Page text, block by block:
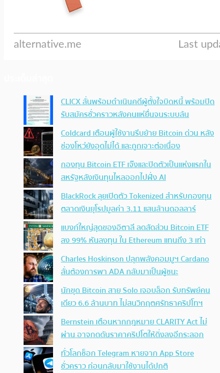
CLICX ลั่นพร้อมดำเนินคดีผู้ตั้งใจบิดหนี้ พร้อมปิด
รับสมัครชั่วคราวหลังคนแห่ยื่นจนระบบล้น
Coldcard เตือนผู้ใช้งานรีบย้าย Bitcoin ด่วน หลัง
ช่องโหว่ยังอุดไม่ได้ และถูกเจาะต่อเนื่อง
กองทุน Bitcoin ETF เจ๊งและปิดตัวเป็นแห่งแรกใน
สหรัฐหลังเงินทุนไหลออกไปฝั่ง AI
BlackRock ลุยเปิดตัว Tokenized สำหรับกองทุน
ตลาดเงินยุโรปมูลค่า 3.11 แสนล้านดอลลาร์
แบงก์ใหญ่สุดของอิตาลี ลดสัดส่วน Bitcoin ETF
ลง 99% หันลงทุน ใน Ethereum แทนถึง 3 เท่า
Charles Hoskinson ปลุกพลังคอมมูฯ Cardano
ลั่นต้องการพา ADA กลับมาเป็นผู้ชนะ
นักขุด Bitcoin สาย Solo เจอบล็อก รับทรัพย์คน
เดียว 6.6 ล้านบาท ไม่สนวิกฤตศรัทธาคริปโทฯ
Bernstein เตือนหากกฎหมาย CLARITY Act ไม่
ผ่าน อาจกดดันราคาคริปโตให้ดิ่งลงอีกระลอก
ทั่วโลกช็อก Telegram หายจาก App Store
ชั่วคราว ก่อนกลับมาใช้งานได้ปกติ